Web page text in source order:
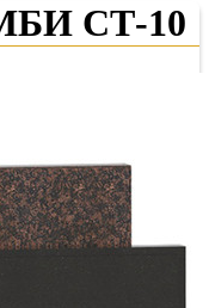
СТ-10